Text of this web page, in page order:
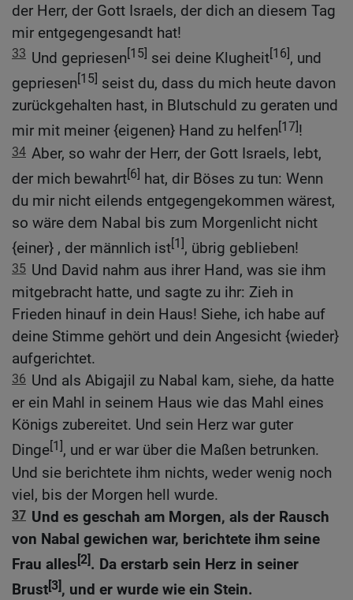
der Herr, der Gott Israels, der dich an diesem Tag
mir entgegengesandt hat!
33 Und gepriesen[15] sei deine Klugheit[16], und
gepriesen[15] seist du, dass du mich heute davon
zurückgehalten hast, in Blutschuld zu geraten und
mir mit meiner {eigenen} Hand zu helfen[17]!
34 Aber, so wahr der Herr, der Gott Israels, lebt,
der mich bewahrt[6] hat, dir Böses zu tun: Wenn
du mir nicht eilends entgegengekommen wärest,
so wäre dem Nabal bis zum Morgenlicht nicht
{einer} , der männlich ist[1], übrig geblieben!
35 Und David nahm aus ihrer Hand, was sie ihm
mitgebracht hatte, und sagte zu ihr: Zieh in
Frieden hinauf in dein Haus! Siehe, ich habe auf
deine Stimme gehört und dein Angesicht {wieder}
aufgerichtet.
36 Und als Abigajil zu Nabal kam, siehe, da hatte
er ein Mahl in seinem Haus wie das Mahl eines
Königs zubereitet. Und sein Herz war guter
Dinge[1], und er war über die Maßen betrunken.
Und sie berichtete ihm nichts, weder wenig noch
viel, bis der Morgen hell wurde.
37 Und es geschah am Morgen, als der Rausch
von Nabal gewichen war, berichtete ihm seine
Frau alles [2]. Da erstarb sein Herz in seiner
Brust[3], und er wurde wie ein Stein.